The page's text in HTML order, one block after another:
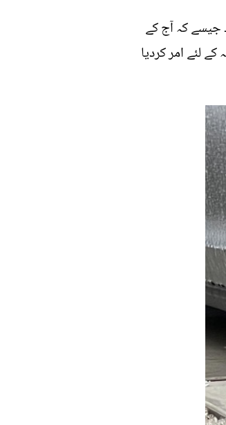
جیسے کہ آج کے
لئے امر کردیا